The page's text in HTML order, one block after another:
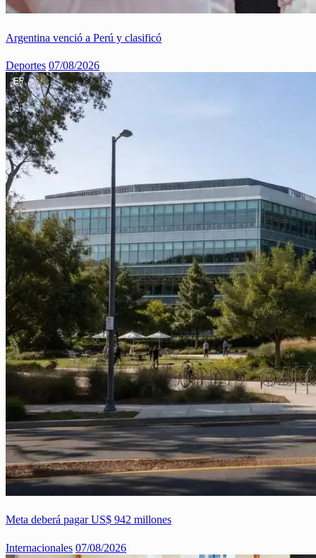
Argentina venció a Perú y clasificó
Deportes 07/08/2026
Meta deberá pagar US$ 942 millones
Internacionales 07/08/2026